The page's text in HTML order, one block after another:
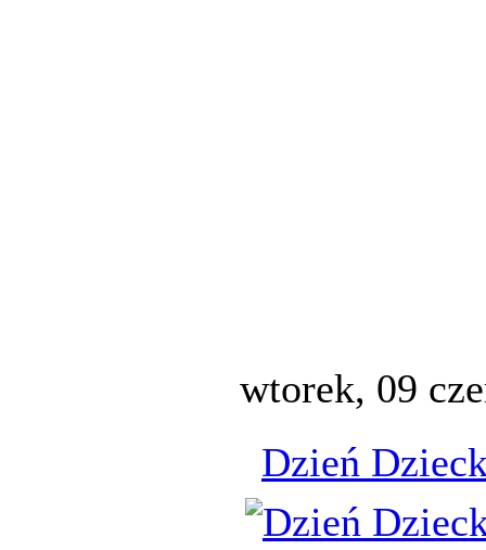
wtorek, 09
Dzień